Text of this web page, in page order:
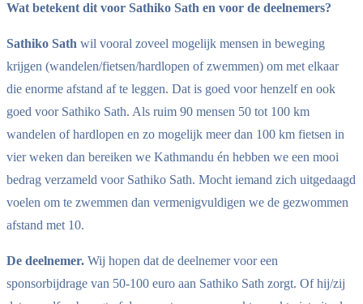
Wat betekent dit voor Sathiko Sath en voor de deelnemers?
Sathiko Sath wil vooral zoveel mogelijk mensen in beweging
krijgen (wandelen/fietsen/hardlopen of zwemmen) om met elkaar
die enorme afstand af te leggen. Dat is goed voor henzelf en ook
goed voor Sathiko Sath. Als ruim 90 mensen 50 tot 100 km
wandelen of hardlopen en zo mogelijk meer dan 100 km fietsen in
vier weken dan bereiken we Kathmandu én hebben we een mooi
bedrag verzameld voor Sathiko Sath. Mocht iemand zich uitgedaagd
voelen om te zwemmen dan vermenigvuldigen we de gezwommen
afstand met 10.
De deelnemer. Wij hopen dat de deelnemer voor een
sponsorbijdrage van 50-100 euro aan Sathiko Sath zorgt. Of hij/zij